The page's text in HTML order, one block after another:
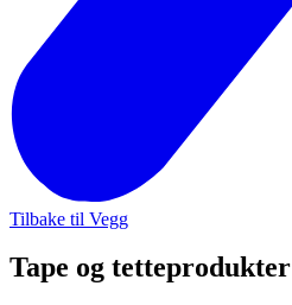
Tilbake til Vegg
Tape og tetteprodukter